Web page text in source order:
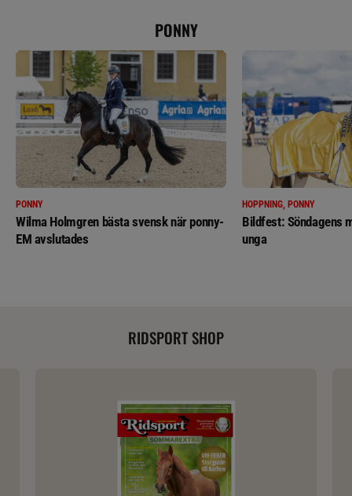
PONNY
PONNY
Wilma Holmgren bästa svensk när ponny-
EM avslutades
HOPPNING, PONNY
Bildfest: Söndagens
unga
RIDSPORT SHOP